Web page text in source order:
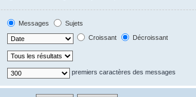
Messages
Sujets
Croissant Décroissant
premiers caractères des messages